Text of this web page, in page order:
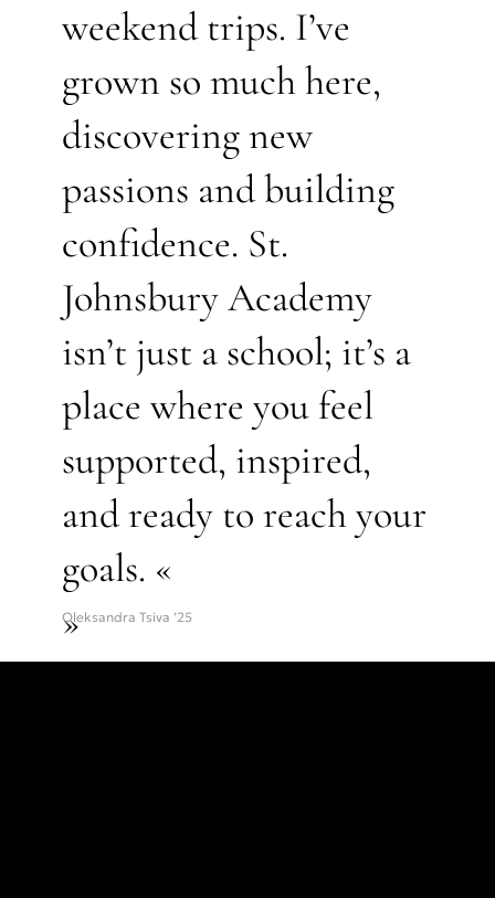
weekend trips. I’ve
grown so much here,
discovering new
passions and building
confidence. St.
Johnsbury Academy
isn’t just a school; it’s a
place where you feel
supported, inspired,
and ready to reach your
goals. «
»
Oleksandra Tsiva ’25